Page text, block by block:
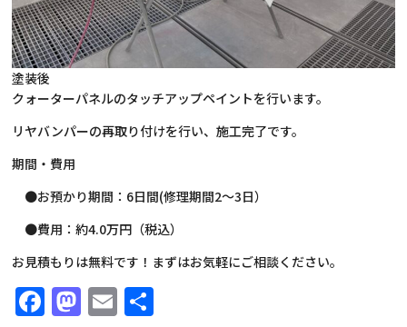
塗装後
クォーターパネルのタッチアップペイントを行います。
リヤバンパーの再取り付けを行い、施工完了です。
期間・費用
●お預かり期間：6日間(修理期間2～3日）
●費用：約4.0万円（税込）
お見積もりは無料です！まずはお気軽にご相談ください。
Facebook
Mastodon
Email